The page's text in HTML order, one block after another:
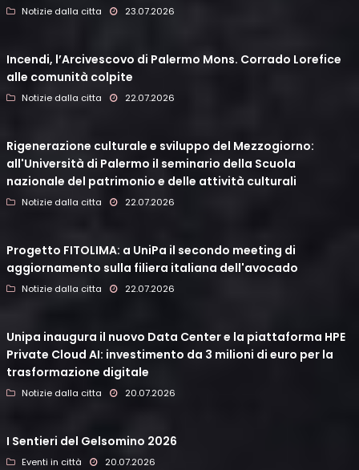
Notizie dalla citta 23.07.2026
Incendi, l’Arcivescovo di Palermo Mons. Corrado Lorefice
alle comunità colpite
Notizie dalla citta 22.07.2026
Rigenerazione culturale e sviluppo del Mezzogiorno:
all'Università di Palermo il seminario della Scuola
nazionale del patrimonio e delle attività culturali
Notizie dalla citta 22.07.2026
Progetto FITOLIMA: a UniPa il secondo meeting di
aggiornamento sulla filiera italiana dell'avocado
Notizie dalla citta 22.07.2026
Unipa inaugura il nuovo Data Center e la piattaforma HPE
Private Cloud AI: investimento da 3 milioni di euro per la
trasformazione digitale
Notizie dalla citta 20.07.2026
I Sentieri del Gelsomino 2026
Eventi in città 20.07.2026